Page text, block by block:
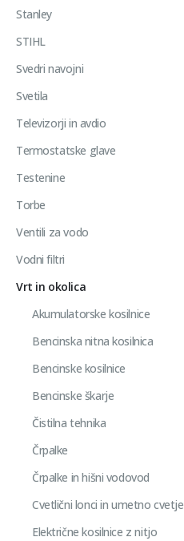
Stanley
STIHL
Svedri navojni
Svetila
Televizorji in avdio
Termostatske glave
Testenine
Torbe
Ventili za vodo
Vodni filtri
Vrt in okolica
Akumulatorske kosilnice
Bencinska nitna kosilnica
Bencinske kosilnice
Bencinske škarje
Čistilna tehnika
Črpalke
Črpalke in hišni vodovod
Cvetlični lonci in umetno cvetje
Električne kosilnice z nitjo